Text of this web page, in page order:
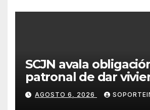
SCJN avala
patronal de dar
alimentación a
agrícolas
AGOSTO 6, 2026